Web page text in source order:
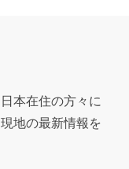
本在住の方々に
地の最新情報を